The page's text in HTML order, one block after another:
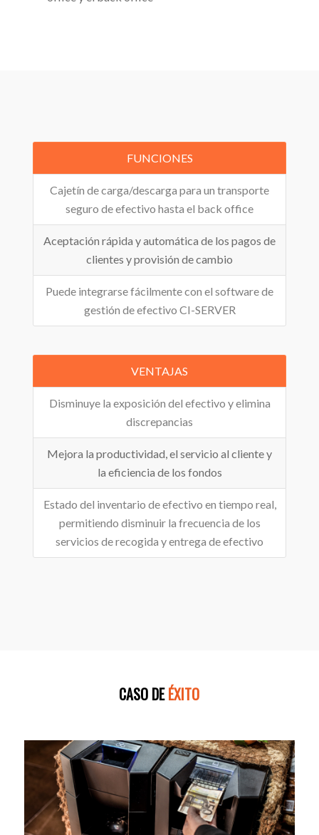
FUNCIONES
Cajetín de carga/descarga para un transporte
seguro de efectivo hasta el back office
Aceptación rápida y automática de los pagos de
clientes y provisión de cambio
Puede integrarse fácilmente con el software de
gestión de efectivo CI-SERVER
VENTAJAS
Disminuye la exposición del efectivo y elimina
discrepancias
Mejora la productividad, el servicio al cliente y
la eficiencia de los fondos
Estado del inventario de efectivo en tiempo real,
permitiendo disminuir la frecuencia de los
servicios de recogida y entrega de efectivo
CASO DEÉXITO